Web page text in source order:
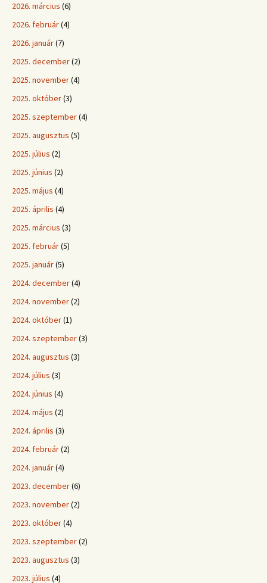
2026. március (6)
2026. február(4)
2026. január(7)
2025. december(2)
2025. november(4)
2025. október(3)
2025. szeptember(4)
2025. augusztus (5)
2025. július (2)
2025. június (2)
2025. május (4)
2025. április (4)
2025. március (3)
2025. február(5)
2025. január(5)
2024. december(4)
2024. november(2)
2024. október(1)
2024. szeptember(3)
2024. augusztus (3)
2024. július (3)
2024. június (4)
2024. május (2)
2024. április (3)
2024. február(2)
2024. január(4)
2023. december(6)
2023. november(2)
2023. október(4)
2023. szeptember(2)
2023. augusztus (3)
2023. július (4)